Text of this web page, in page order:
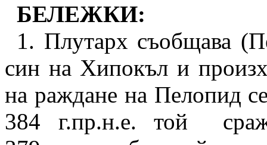
БЕЛЕЖКИ:
1. Плутарх съобщава (
син на Хипокъл и
на раждане на Пелопид
384 г.пр.н.е. той